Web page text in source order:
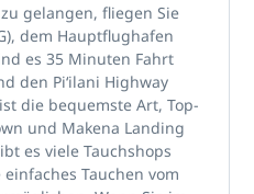
gelangen, fliegen Sie
dem Hauptflughafen
es 35 Minuten Fahrt
den Piʻilani Highway
die bequemste Art, Top-
und Makena Landing
es viele Tauchshops
Tauchen vom